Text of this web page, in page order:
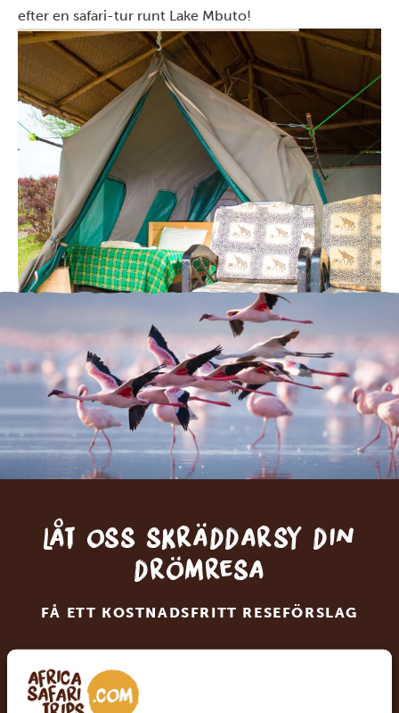
efter en safari-tur runt Lake Mbuto!
Låt oss skräddarsy din
drömresa
FÅ ETT KOSTNADSFRITT RESEFÖRSLAG
BÖRJA PLANERA DIN DRÖMRESA